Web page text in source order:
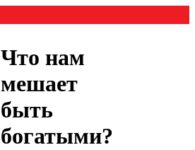
Что нам
мешает
быть
богатыми?